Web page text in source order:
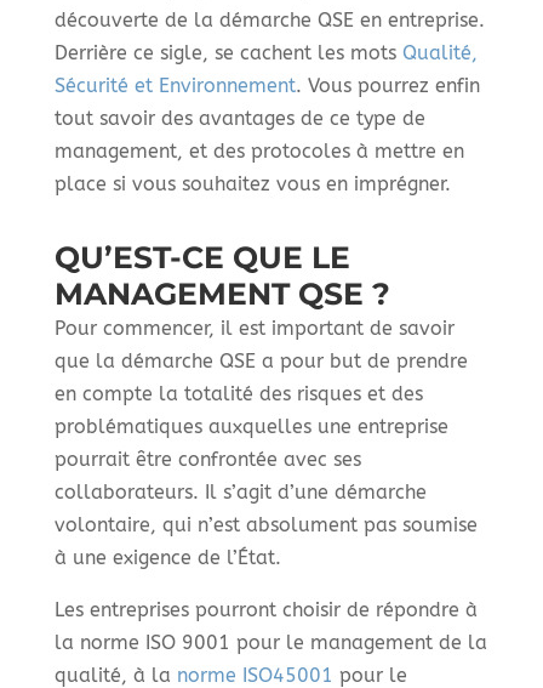
découverte de la démarche QSE en entreprise.
Derrière ce sigle, se cachent les mots Qualité,
Sécurité et Environnement. Vous pourrez enfin
tout savoir des avantages de ce type de
management, et des protocoles à mettre en
place si vous souhaitez vous en imprégner.
QU’EST-CE QUE LE
MANAGEMENT QSE ?
Pour commencer, il est important de savoir
que la démarche QSE a pour but de prendre
en compte la totalité des risques et des
problématiques auxquelles une entreprise
pourrait être confrontée avec ses
collaborateurs. Il s’agit d’une démarche
volontaire, qui n’est absolument pas soumise
à une exigence de l’État.
Les entreprises pourront choisir de répondre à
la norme ISO 9001 pour le management de la
qualité, à la norme ISO45001 pour le